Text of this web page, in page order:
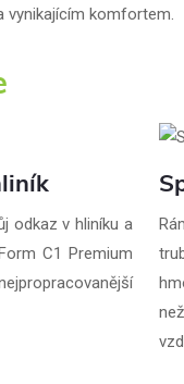
vynikajícím komfortem.
odkaz v hliníku a
C1 Premium